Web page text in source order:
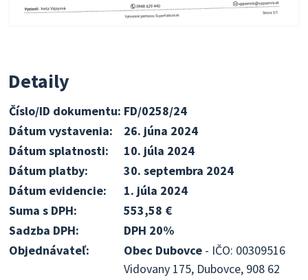
Detaily
Číslo/ID dokumentu: FD/0258/24
Dátum vystavenia:
26. júna 2024
Dátum splatnosti:
10. júla 2024
Dátum platby:
30. septembra 2024
Dátum evidencie:
1. júla 2024
Suma s DPH:
553,58 €
Sadzba DPH:
DPH 20%
Objednávateľ:
Obec Dubovce - IČO: 00309516
Vidovany 175, Dubovce, 908 62